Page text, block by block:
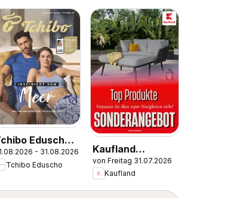
Eduscho -
August
- 31.08.2026
Tchibo Eduscho
Kaufland
Flugblatt
von Freitag 31.07.2026
Kaufland